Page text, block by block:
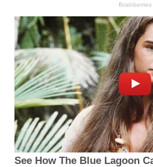
Brainberries
See How The Blue Lagoon